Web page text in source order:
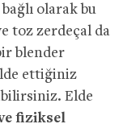
olarak bu
toz zerdeçal da
blender
ettiğiniz
Elde
fiziksel